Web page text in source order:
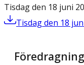
Tisdag den 18 juni
Tisdag den 18